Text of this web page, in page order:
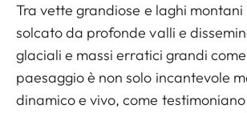
Tra vette grandiose e laghi
solcato da profonde valli e
glaciali e massi erratici grandi
paesaggio è non solo incantevole
dinamico e vivo, come